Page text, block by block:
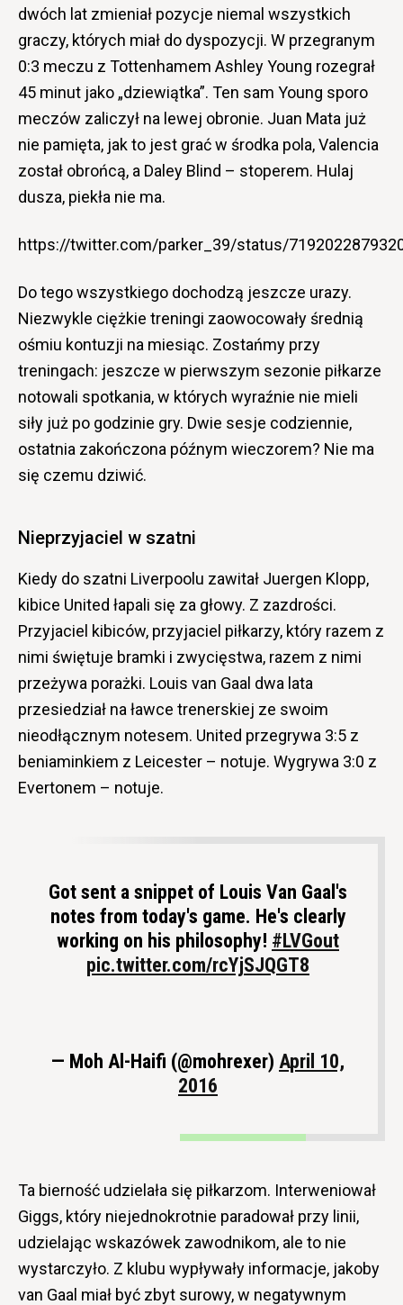
dwóch lat zmieniał pozycje niemal wszystkich
graczy, których miał do dyspozycji. W przegranym
0:3 meczu z Tottenhamem Ashley Young rozegrał
45 minut jako „dziewiątka”. Ten sam Young sporo
meczów zaliczył na lewej obronie. Juan Mata już
nie pamięta, jak to jest grać w środka pola, Valencia
został obrońcą, a Daley Blind – stoperem. Hulaj
dusza, piekła nie ma.
https://twitter.com/parker_39/status/
Do tego wszystkiego dochodzą jeszcze urazy.
Niezwykle ciężkie treningi zaowocowały średnią
ośmiu kontuzji na miesiąc. Zostańmy przy
treningach: jeszcze w pierwszym sezonie piłkarze
notowali spotkania, w których wyraźnie nie mieli
siły już po godzinie gry. Dwie sesje codziennie,
ostatnia zakończona późnym wieczorem? Nie ma
się czemu dziwić.
Nieprzyjaciel w szatni
Kiedy do szatni Liverpoolu zawitał Juergen Klopp,
kibice United łapali się za głowy. Z zazdrości.
Przyjaciel kibiców, przyjaciel piłkarzy, który razem z
nimi świętuje bramki i zwycięstwa, razem z nimi
przeżywa porażki. Louis van Gaal dwa lata
przesiedział na ławce trenerskiej ze swoim
nieodłącznym notesem. United przegrywa 3:5 z
beniaminkiem z Leicester – notuje. Wygrywa 3:0 z
Evertonem – notuje.
Got sent a snippet of Louis Van Gaal's
notes from today's game. He's clearly
working on his philosophy! #LVGout
pic.twitter.com/rcYjSJQGT8
— Moh Al-Haifi (@mohrexer) April 10,
2016
Ta bierność udzielała się piłkarzom. Interweniował
Giggs, który niejednokrotnie paradował przy linii,
udzielając wskazówek zawodnikom, ale to nie
wystarczyło. Z klubu wypływały informacje, jakoby
van Gaal miał być zbyt surowy, w negatywnym